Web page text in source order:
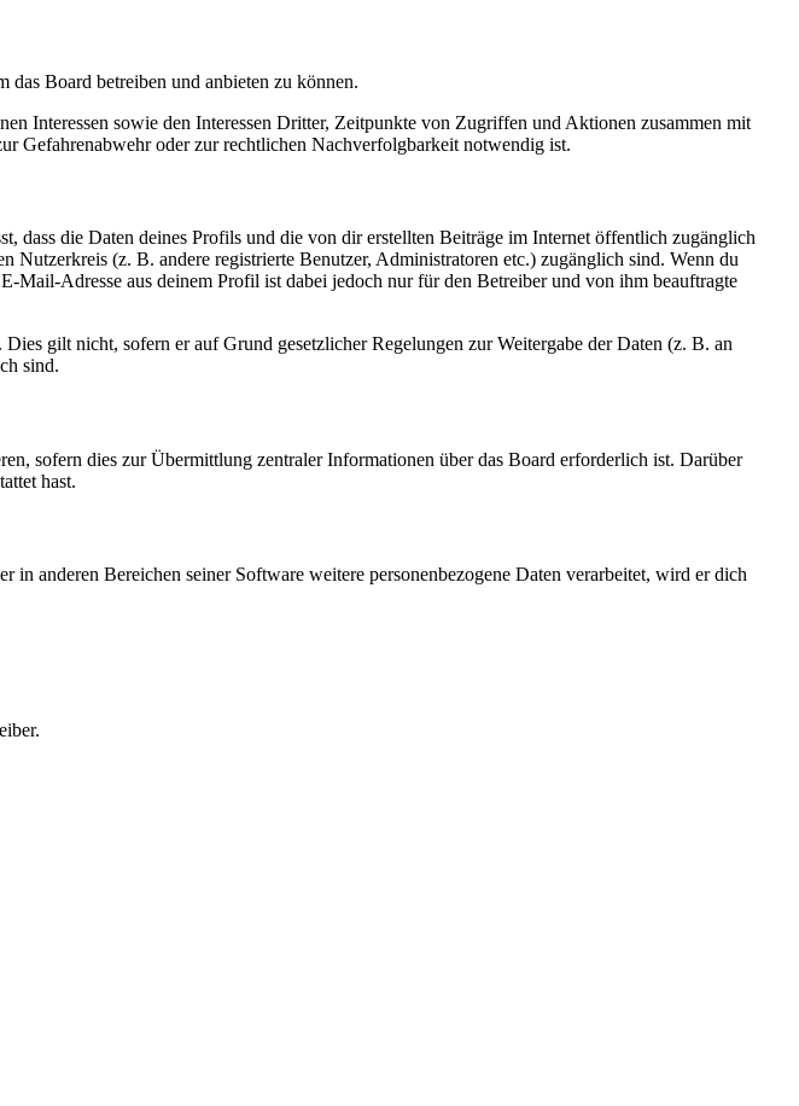
das Board betreiben und anbieten zu können.
Interessen sowie den Interessen Dritter, Zeitpunkte von Zugriffen und Aktionen zusammen mit
Gefahrenabwehr oder zur rechtlichen Nachverfolgbarkeit notwendig ist.
dass die Daten deines Profils und die von dir erstellten Beiträge im Internet öffentlich zugänglich
Nutzerkreis (z. B. andere registrierte Benutzer, Administratoren etc.) zugänglich sind. Wenn du
Mail-Adresse aus deinem Profil ist dabei jedoch nur für den Betreiber und von ihm beauftragte
gilt nicht, sofern er auf Grund gesetzlicher Regelungen zur Weitergabe der Daten (z. B. an
sind.
sofern dies zur Übermittlung zentraler Informationen über das Board erforderlich ist. Darüber
hast.
anderen Bereichen seiner Software weitere personenbezogene Daten verarbeitet, wird er dich